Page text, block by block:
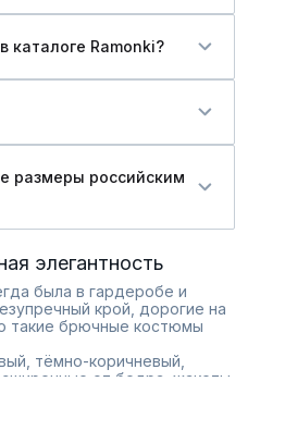
каталоге Ramonki?
размеры российским
элегантность
была в гардеробе и
крой, дорогие на
такие брючные костюмы
тёмно-коричневый,
от бедра, жакеты
с небольшим